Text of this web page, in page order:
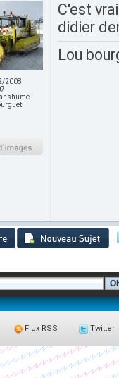
2008
C'est
didier
Lou
Flux RSS Twitter